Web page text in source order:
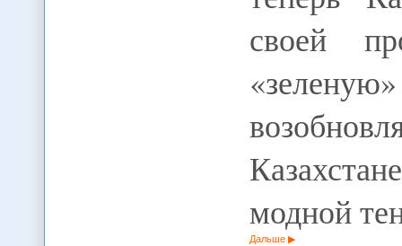
своей
модной
Дальше